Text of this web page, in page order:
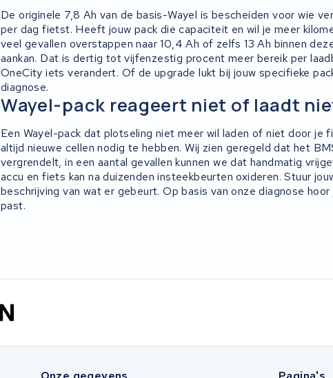
De originele 7,8 Ah van de basis-Wayel is bescheiden voor wie
per dag fietst. Heeft jouw pack die capaciteit en wil je meer
veel gevallen overstappen naar 10,4 Ah of zelfs 13 Ah binnen
aankan. Dat is dertig tot vijfenzestig procent meer bereik per
OneCity iets verandert. Of de upgrade lukt bij jouw specifieke
diagnose.
Wayel-pack reageert niet of laadt
Een Wayel-pack dat plotseling niet meer wil laden of niet door je
altijd nieuwe cellen nodig te hebben. Wij zien geregeld dat het
vergrendelt, in een aantal gevallen kunnen we dat handmatig
accu en fiets kan na duizenden insteekbeurten oxideren. Stuur
beschrijving van wat er gebeurt. Op basis van onze diagnose
past.